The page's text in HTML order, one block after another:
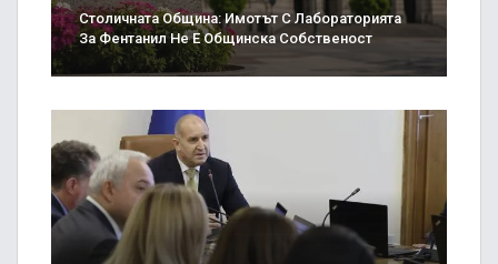
Столичната Община: Имотът С Лабораторията
За Фентанил Не Е Общинска Собственост